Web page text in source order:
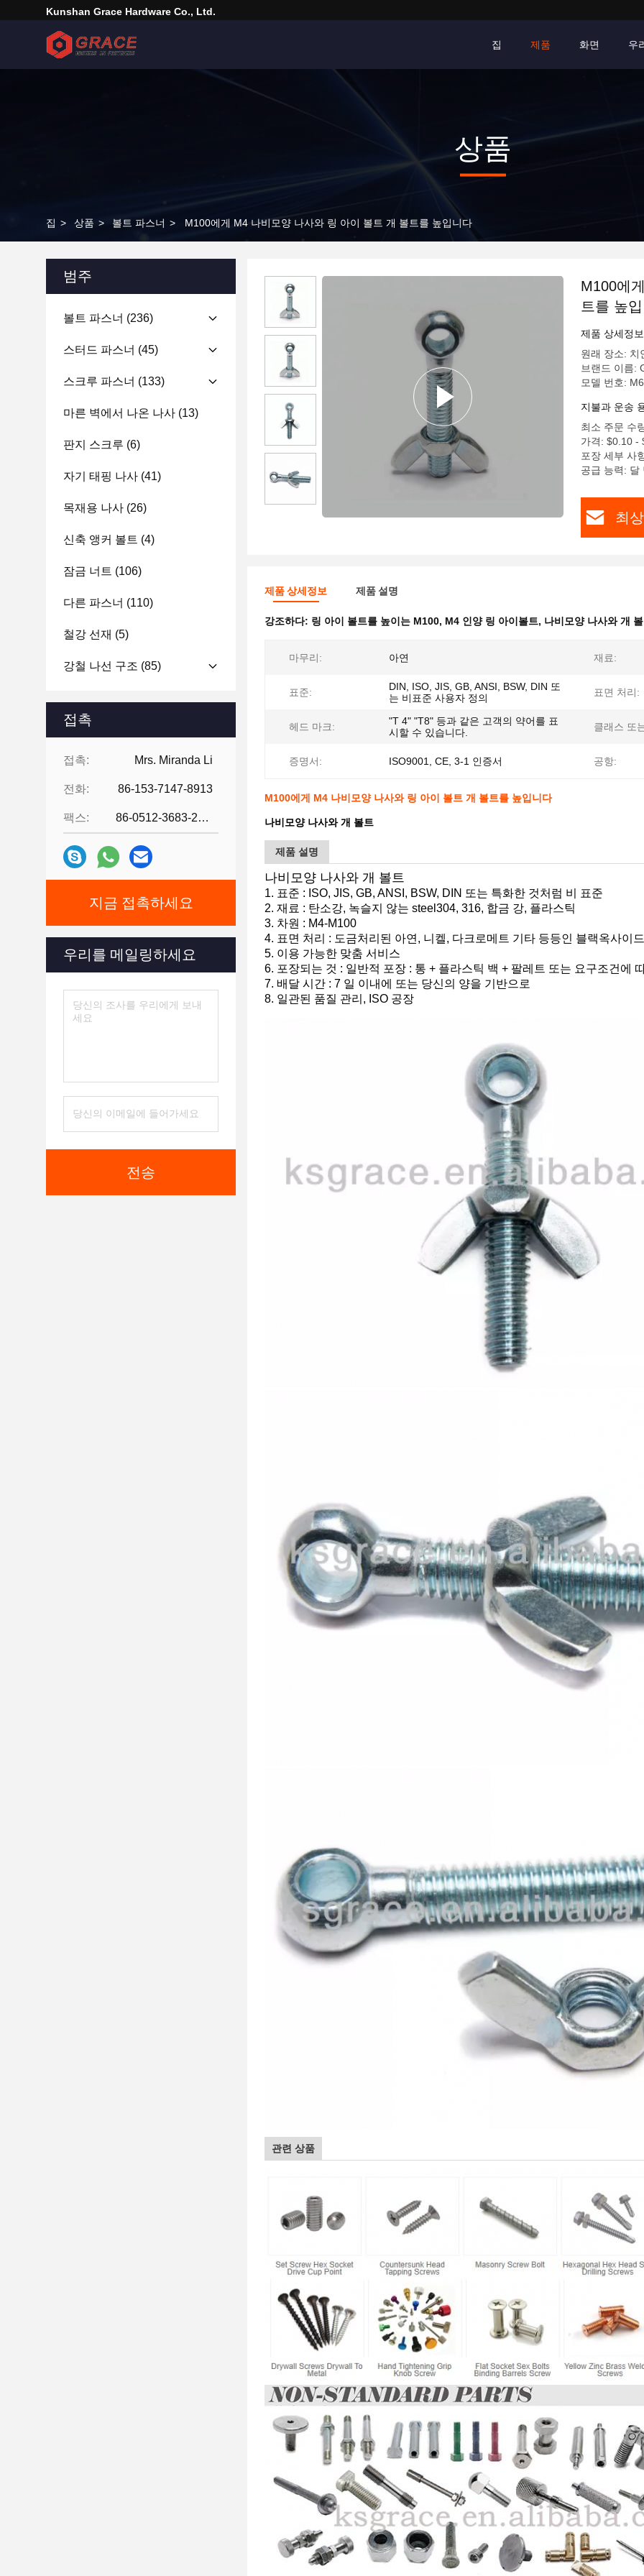
Kunshan Grace Hardware Co., Ltd.
집 제품 화면 우
상품
집 > 상품 > 볼트 파스너 > M100에게 M4 나비모양 나사와 링 아이 볼트 개 볼트를 높입니다
범주
볼트 파스너 (236)
스터드 파스너 (45)
스크루 파스너 (133)
마른 벽에서 나온 나사 (13)
판지 스크루 (6)
자기 태핑 나사 (41)
목재용 나사 (26)
신축 앵커 볼트 (4)
잠금 너트 (106)
다른 파스너 (110)
철강 선재 (5)
강철 나선 구조 (85)
접촉
접촉: Mrs. Miranda Li
전화: 86-153-7147-8913
팩스: 86-0512-3683-2631
지금 접촉하세요
우리를 메일링하세요
전송
M100에
트를 높
제품 상세정보
원래 장소: 치
브랜드 이름:
모델 번호:
지불과 운송
최소 주문 수
가격: $0.10 -
포장 세부 사
공급 능력: 달
최
제품 상세정보 제품 설명
강조하다: 링 아이 볼트를 높이는 M100, M4 인양 링 아이볼트, 나비모양 나사와 개
마무리: 아연 재료:
표준:
DIN, ISO, JIS, GB, ANSI, BSW, DIN 또
는 비표준 사용자 정의
표면 처리:
헤드 마크:
"T 4" "T8" 등과 같은 고객의 약어를 표
시할 수 있습니다.
클래스 또
증명서: ISO9001, CE, 3-1 인증서 공항:
M100에게 M4 나비모양 나사와 링 아이 볼트 개 볼트를 높입니다
나비모양 나사와 개 볼트
제품 설명
나비모양 나사와 개 볼트
1. 표준 : ISO, JIS, GB, ANSI, BSW, DIN 또는 특화한 것처럼 비 표준
2. 재료 : 탄소강, 녹슬지 않는 steel304, 316, 합금 강, 플라스틱
3. 차원 : M4-M100
4. 표면 처리 : 도금처리된 아연, 니켈, 다크로메트 기타 등등인 블랙옥사이
5. 이용 가능한 맞춤 서비스
6. 포장되는 것 : 일반적 포장 : 통 + 플라스틱 백 + 팔레트 또는 요구조건에
7. 배달 시간 : 7 일 이내에 또는 당신의 양을 기반으로
8. 일관된 품질 관리, ISO 공장
관련 상품